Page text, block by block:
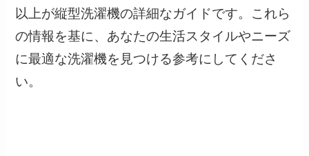
以上が縦型洗濯機の詳細なガイドです。これら
の情報を基に、あなたの生活スタイルやニーズ
に最適な洗濯機を見つける参考にしてくださ
い。